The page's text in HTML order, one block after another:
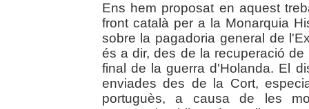
Ens hem proposat en aquest
front català per a la Monarquia
sobre la pagadoria general de
és a dir, des de la recuperació
final de la guerra d'Holanda. El
enviades des de la Cort,
portuguès, a causa de les